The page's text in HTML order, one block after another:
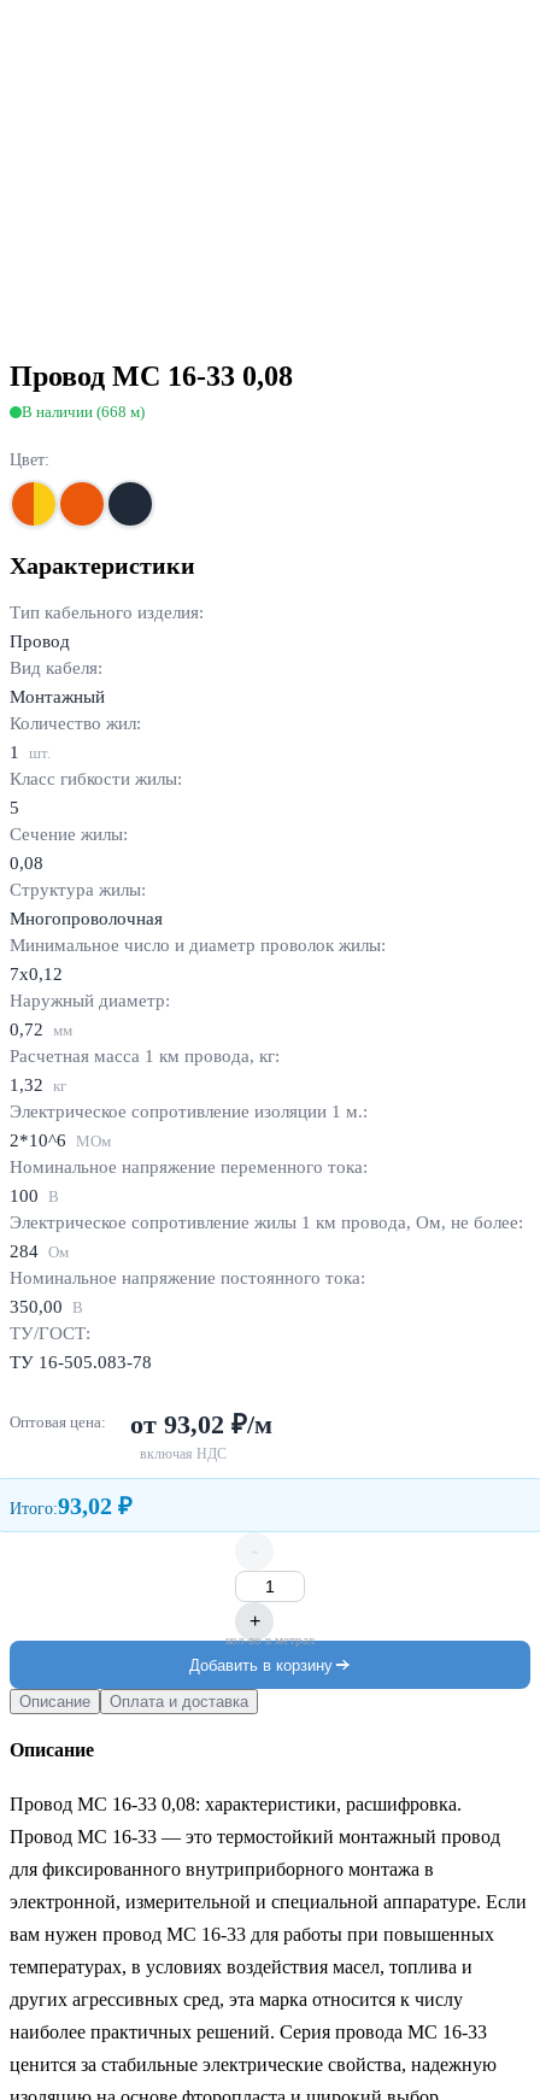
Провод МС 16-33 0,08
В наличии (668 м)
Цвет:
Характеристики
Тип кабельного изделия:
Провод
Вид кабеля:
Монтажный
Количество жил:
1
шт.
Класс гибкости жилы:
5
Сечение жилы:
0,08
Структура жилы:
Многопроволочная
Минимальное число и диаметр проволок жилы:
7х0,12
Наружный диаметр:
0,72 мм
Расчетная масса 1 км провода, кг:
1,32 кг
Электрическое сопротивление изоляции 1 м.:
2*10^6 МОм
Номинальное напряжение переменного тока:
100 В
Электрическое сопротивление жилы 1 км провода, Ом, не более:
284 Ом
Номинальное напряжение постоянного тока:
350,00 В
ТУ/ГОСТ:
ТУ 16-505.083-78
Оптовая цена: от 93,02 ₽/м
включая НДС
Итого:93,02 ₽
-
+
кол-во в метрах
Добавить в корзину
Описание Оплата и доставка
Описание
Провод МС 16-33 0,08: характеристики, расшифровка.
Провод МС 16-33 — это термостойкий монтажный провод
для фиксированного внутриприборного монтажа в
электронной, измерительной и специальной аппаратуре. Если
вам нужен провод МС 16-33 для работы при повышенных
температурах, в условиях воздействия масел, топлива и
других агрессивных сред, эта марка относится к числу
наиболее практичных решений. Серия провода МС 16-33
ценится за стабильные электрические свойства, надежную